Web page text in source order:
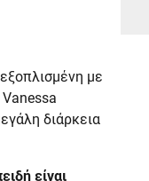
με
διάρκεια
είναι